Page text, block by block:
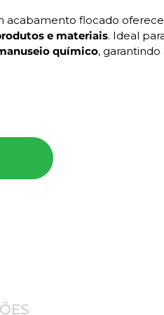
acabamento flocado oferece
e materiais. Ideal
químico, garantindo
para conforto
A1:2022; EN 388:2016; A1:2018;